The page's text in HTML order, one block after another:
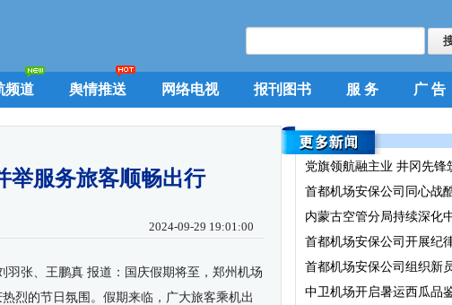
频道 舆情推送 网络电视 报刊图书 服 务 广 告
举服务旅客顺畅出行
2024-09-29 19:01:00
羽张、王鹏真 报道：国庆假期将至，郑州机场
烈的节日氛围。假期来临，广大旅客乘机出
党旗领航融主业 井冈先锋
首都机场安保公司同心战
内蒙古空管分局持续深化
首都机场安保公司开展纪
首都机场安保公司组织新
中卫机场开启暑运西瓜品